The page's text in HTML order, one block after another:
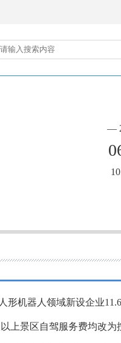
—
形机器人领域新设企业
上景区自驾服务费均改为